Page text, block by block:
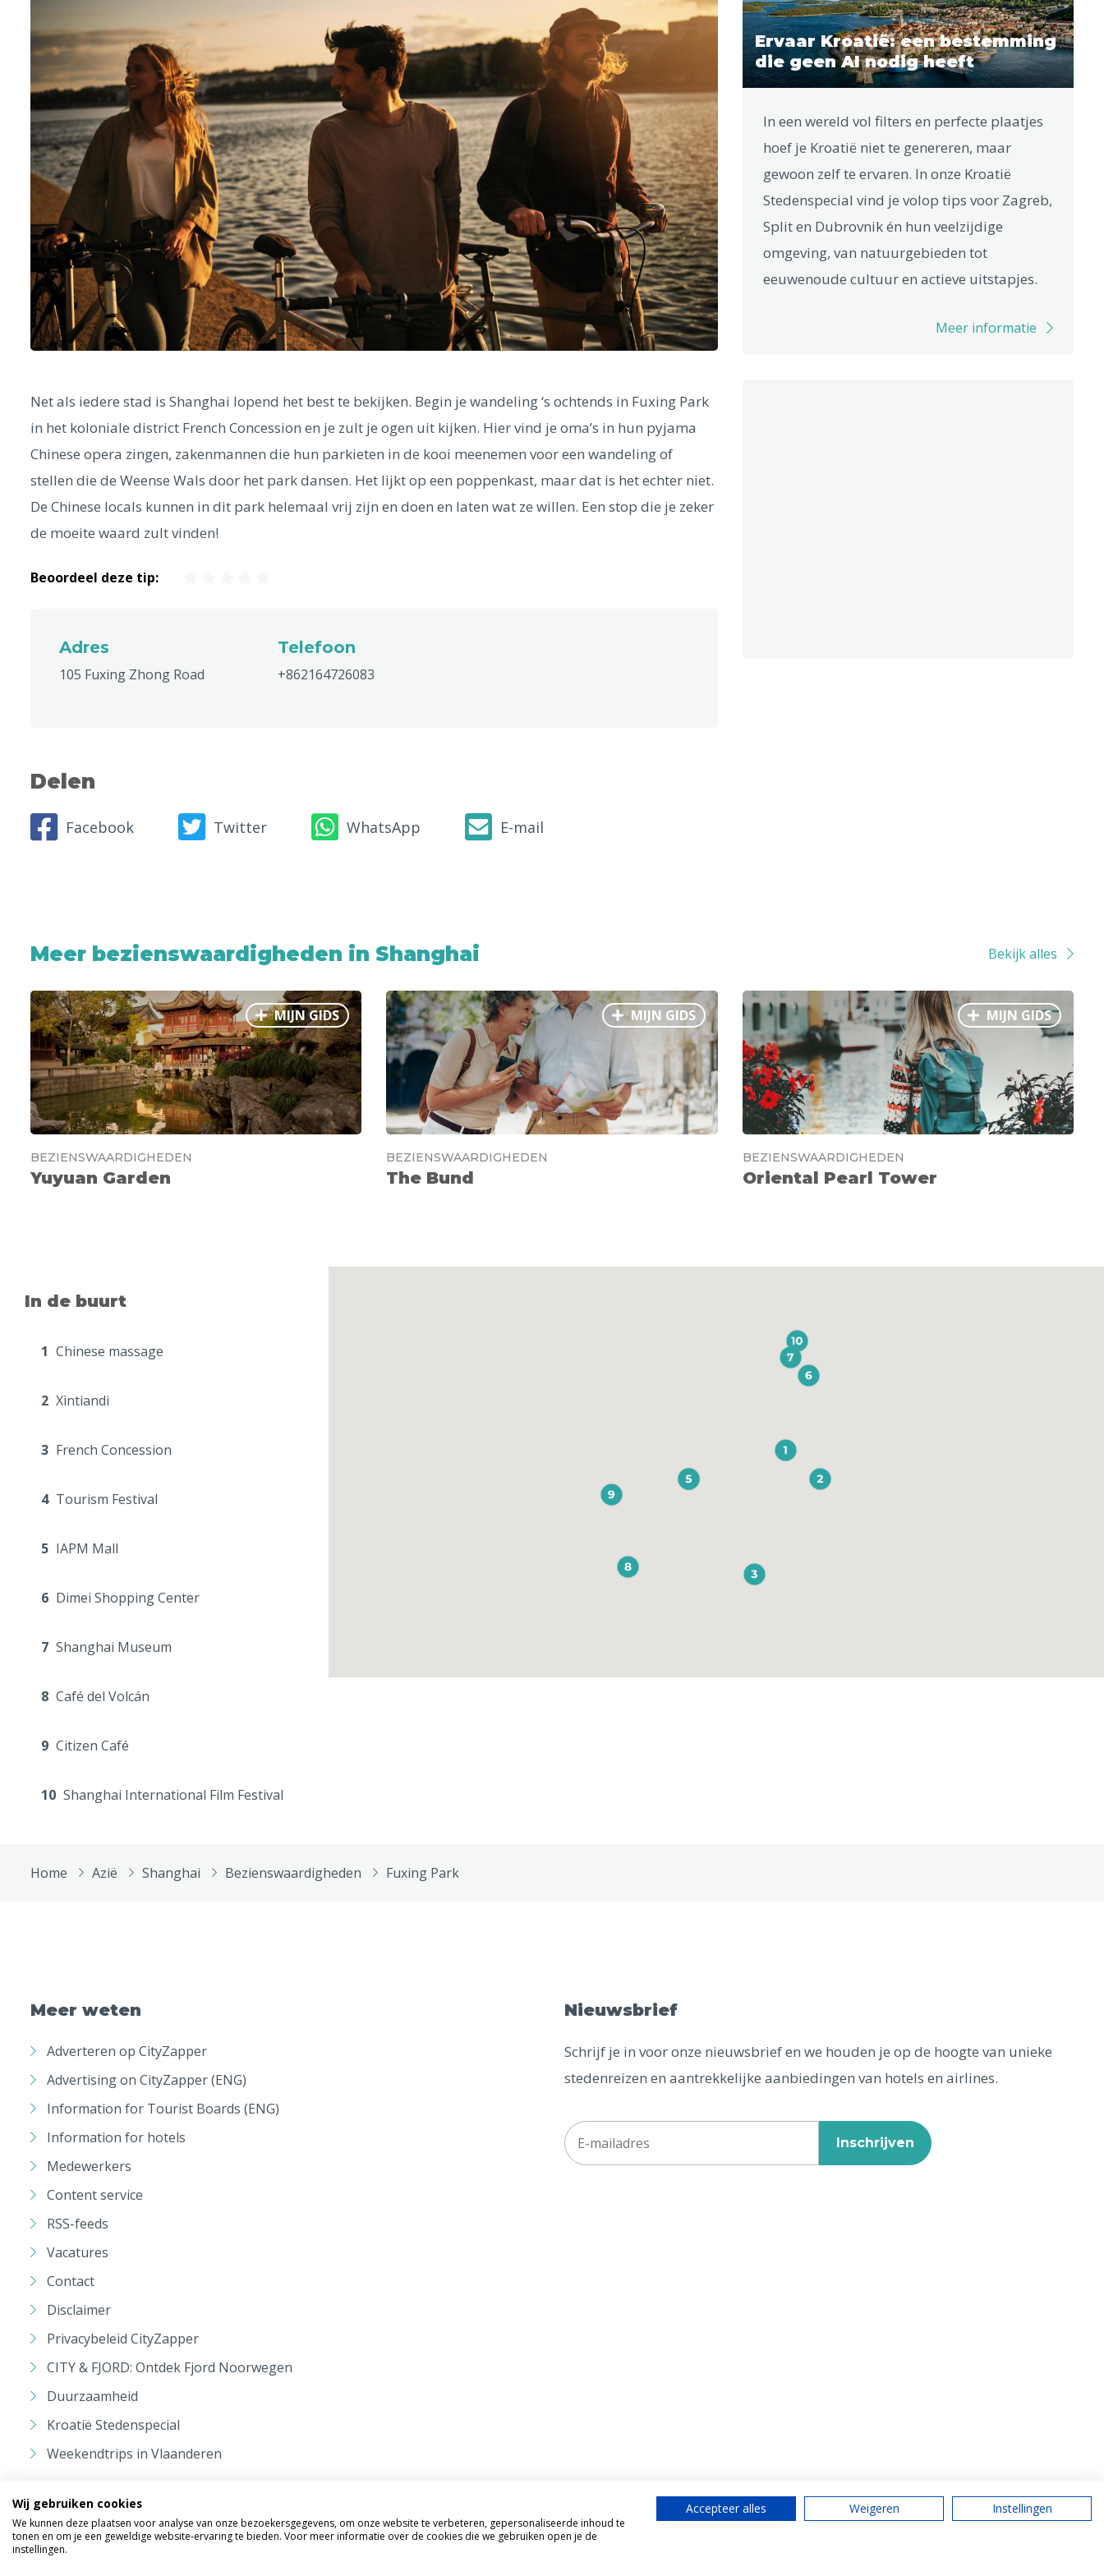
Net als iedere stad is Shanghai lopend het best te bekijken. Begin je wandeling ‘s ochtends in Fuxing Park
in het koloniale district French Concession en je zult je ogen uit kijken. Hier vind je oma’s in hun pyjama
Chinese opera zingen, zakenmannen die hun parkieten in de kooi meenemen voor een wandeling of
stellen die de Weense Wals door het park dansen. Het lijkt op een poppenkast, maar dat is het echter niet.
De Chinese locals kunnen in dit park helemaal vrij zijn en doen en laten wat ze willen. Een stop die je zeker
de moeite waard zult vinden!
Beoordeel deze tip:
Adres
105 Fuxing Zhong Road
Telefoon
+862164726083
Delen
Facebook Twitter WhatsApp E-mail
Ervaar Kroatië: een bestemming
die geen AI nodig heeft
In een wereld vol filters en perfecte plaatjes
hoef je Kroatië niet te genereren, maar
gewoon zelf te ervaren. In onze Kroatië
Stedenspecial vind je volop tips voor Zagreb,
Split en Dubrovnik én hun veelzijdige
omgeving, van natuurgebieden tot
eeuwenoude cultuur en actieve uitstapjes.
Meer informatie
Meer bezienswaardigheden in Shanghai Bekijk alles
MIJN GIDS
BEZIENSWAARDIGHEDEN
Yuyuan Garden
MIJN GIDS
BEZIENSWAARDIGHEDEN
The Bund
MIJN GIDS
BEZIENSWAARDIGHEDEN
Oriental Pearl Tower
In de buurt
1 Chinese massage
2 Xintiandi
3 French Concession
4 Tourism Festival
5 IAPM Mall
6 Dimei Shopping Center
7 Shanghai Museum
8 Café del Volcán
9 Citizen Café
10 Shanghai International Film Festival
Home Azië Shanghai Bezienswaardigheden Fuxing Park
Meer weten
Adverteren op CityZapper
Advertising on CityZapper (ENG)
Information for Tourist Boards (ENG)
Information for hotels
Medewerkers
Content service
RSS-feeds
Vacatures
Contact
Disclaimer
Privacybeleid CityZapper
CITY & FJORD: Ontdek Fjord Noorwegen
Duurzaamheid
Kroatië Stedenspecial
Weekendtrips in Vlaanderen
Nieuwsbrief
Schrijf je in voor onze nieuwsbrief en we houden je op de hoogte van unieke
stedenreizen en aantrekkelijke aanbiedingen van hotels en airlines.
Inschrijven
Wij gebruiken cookies
We kunnen deze plaatsen voor analyse van onze bezoekersgegevens, om onze website te verbeteren, gepersonaliseerde inhoud te
tonen en om je een geweldige website-ervaring te bieden. Voor meer informatie over de cookies die we gebruiken open je de
instellingen.
Accepteer alles Weigeren Instellingen